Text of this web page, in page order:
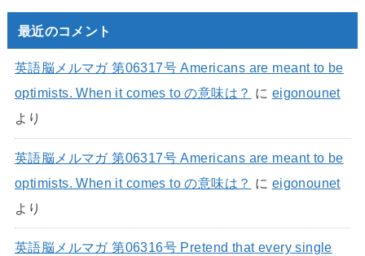
最近のコメント
英語脳メルマガ 第06317号 Americans are meant to be
optimists. When it comes to の意味は？ に eigonounet
より
英語脳メルマガ 第06317号 Americans are meant to be
optimists. When it comes to の意味は？ に eigonounet
より
英語脳メルマガ 第06316号 Pretend that every single